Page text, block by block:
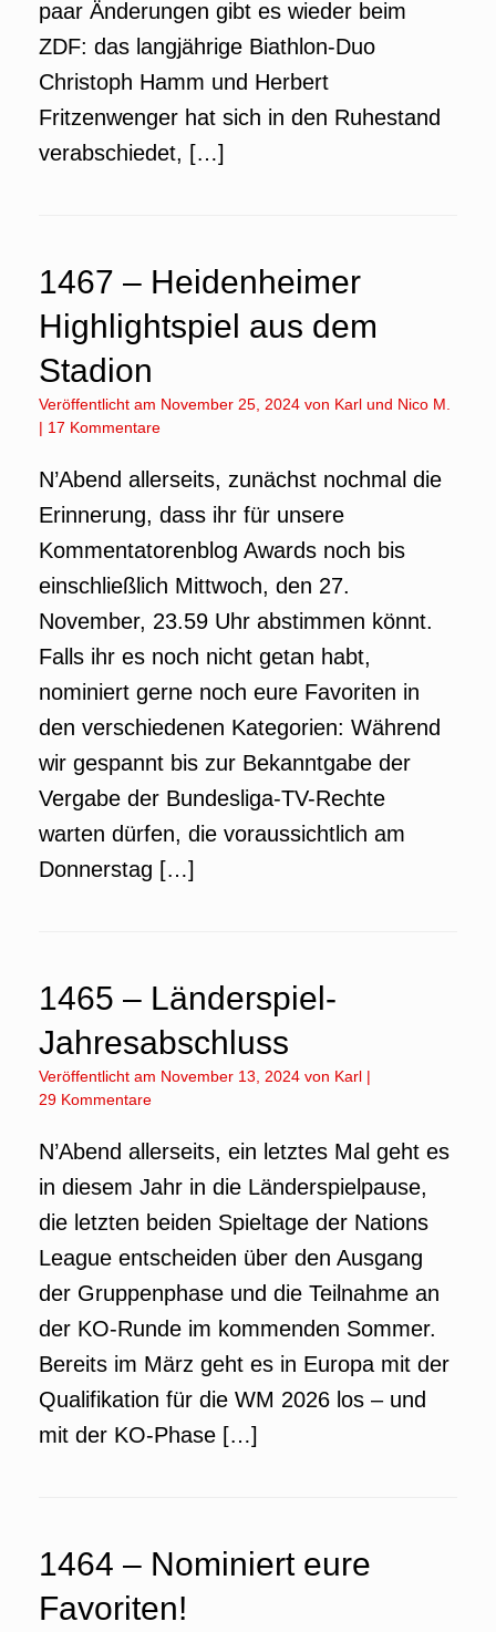
paar Änderungen gibt es wieder beim
ZDF: das langjährige Biathlon-Duo
Christoph Hamm und Herbert
Fritzenwenger hat sich in den Ruhestand
verabschiedet, […]
1467 – Heidenheimer
Highlightspiel aus dem
Stadion
Veröffentlicht am November 25, 2024 von Karl und Nico M.
| 17 Kommentare
N’Abend allerseits, zunächst nochmal die
Erinnerung, dass ihr für unsere
Kommentatorenblog Awards noch bis
einschließlich Mittwoch, den 27.
November, 23.59 Uhr abstimmen könnt.
Falls ihr es noch nicht getan habt,
nominiert gerne noch eure Favoriten in
den verschiedenen Kategorien: Während
wir gespannt bis zur Bekanntgabe der
Vergabe der Bundesliga-TV-Rechte
warten dürfen, die voraussichtlich am
Donnerstag […]
1465 – Länderspiel-
Jahresabschluss
Veröffentlicht am November 13, 2024 von Karl |
29 Kommentare
N’Abend allerseits, ein letztes Mal geht es
in diesem Jahr in die Länderspielpause,
die letzten beiden Spieltage der Nations
League entscheiden über den Ausgang
der Gruppenphase und die Teilnahme an
der KO-Runde im kommenden Sommer.
Bereits im März geht es in Europa mit der
Qualifikation für die WM 2026 los – und
mit der KO-Phase […]
1464 – Nominiert eure
Favoriten!